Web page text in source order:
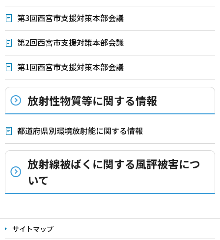
第3回西宮市支援対策本部会議
第2回西宮市支援対策本部会議
第1回西宮市支援対策本部会議
放射性物質等に関する情報
都道府県別環境放射能に関する情報
放射線被ばくに関する風評被害につ
いて
文
こ サイトマップ